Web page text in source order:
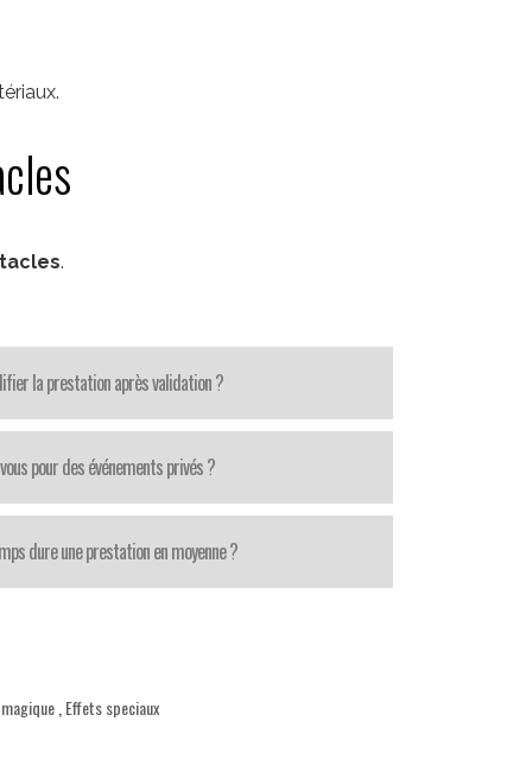
.
la prestation après validation ?
pour des événements privés ?
dure une prestation en moyenne ?
, Effets speciaux